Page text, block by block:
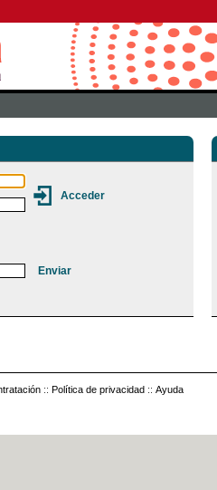
:: Política de privacidad :: Ayuda